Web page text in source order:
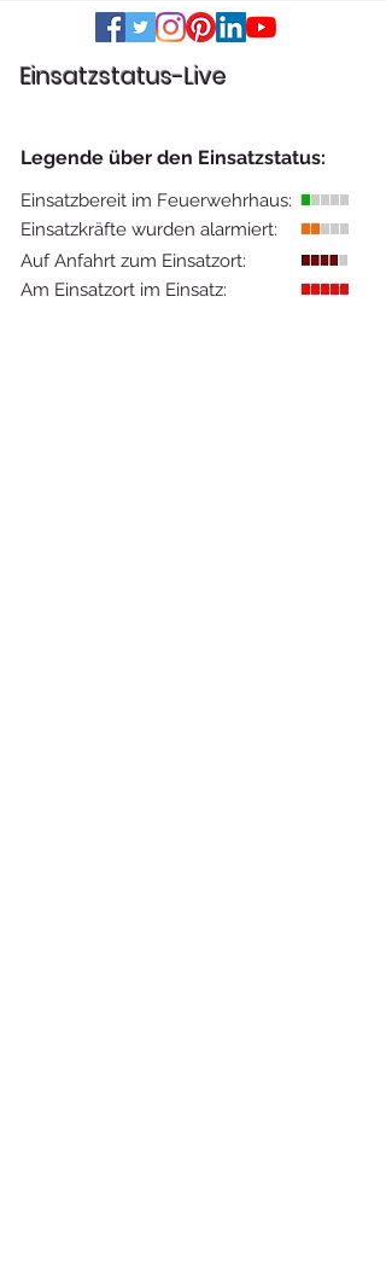
Einsatzstatus-Live
Legende über den Einsatzstatus:
Einsatzbereit im Feuerwehrhaus:
Einsatzkräfte wurden alarmiert:
Auf Anfahrt zum Einsatzort:
Am Einsatzort im Einsatz: